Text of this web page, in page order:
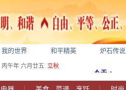
我的世界 和平精英 炉石传说
丙午年 六月廿五 立秋